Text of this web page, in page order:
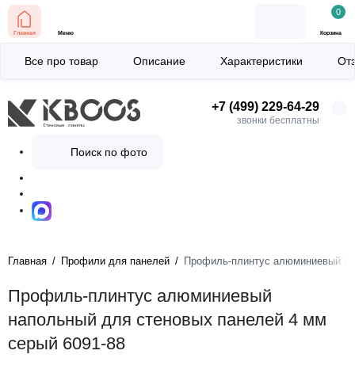
+7 (499) 229-64-29
звонки бесплатны
Поиск по фото
Главная Меню
0
Корзина
Главная Профили для панелей Профиль-плинтус алюминиевый
Профиль-плинтус алюминиевый
напольный для стеновых панелей 4 мм
серый 6091-88
Все про товар Описание Характеристики